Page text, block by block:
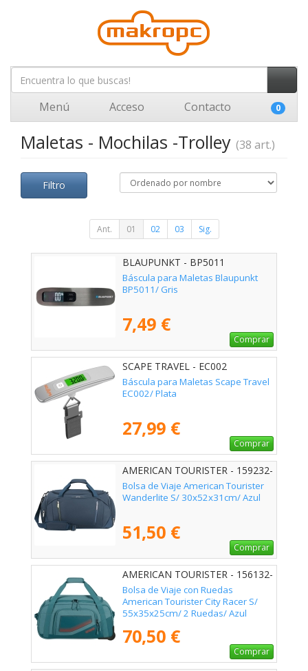
Menú Acceso Contacto 0
Maletas - Mochilas -Trolley (38 art.)
Filtro
Ant. 01 02 03 Sig.
BLAUPUNKT - BP5011
Báscula para Maletas Blaupunkt
BP5011/ Gris
7,49 €
Comprar
SCAPE TRAVEL - EC002
Báscula para Maletas Scape Travel
EC002/ Plata
27,99 €
Comprar
AMERICAN TOURISTER - 159232-
1265
Bolsa de Viaje American Tourister
Wanderlite S/ 30x52x31cm/ Azul
51,50 €
Comprar
AMERICAN TOURISTER - 156132-
4828
Bolsa de Viaje con Ruedas
American Tourister City Racer S/
55x35x25cm/ 2 Ruedas/ Azul
70,50 €
Comprar